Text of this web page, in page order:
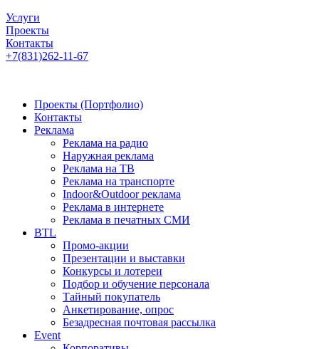
Услуги
Проекты
Контакты
+7(831)262-11-67
Проекты (Портфолио)
Контакты
Реклама
Реклама на радио
Наружная реклама
Реклама на ТВ
Реклама на транспорте
Indoor&Outdoor реклама
Реклама в интернете
Реклама в печатных СМИ
BTL
Промо-акции
Презентации и выставки
Конкурсы и лотереи
Подбор и обучение персонала
Тайный покупатель
Анкетирование, опрос
Безадресная почтовая рассылка
Event